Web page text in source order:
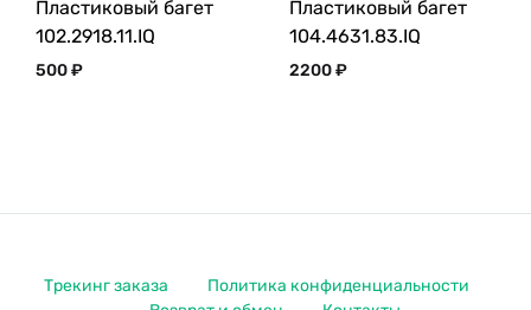
Пластиковый багет
102.2918.11.IQ
500₽
Пластиковый багет
104.4631.83.IQ
2200₽
Трекинг заказа
Политика конфиденциальности